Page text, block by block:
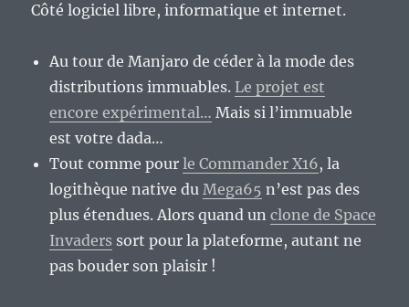
Côté logiciel libre, informatique et internet.
Au tour de Manjaro de céder à la mode des
distributions immuables. Le projet est
encore expérimental… Mais si l’immuable
est votre dada…
Tout comme pourle Commander X16, la
logithèque native duMega65 n’est pas des
plus étendues. Alors quand unclone de Space
Invaders sort pour la plateforme, autant ne
pas bouder son plaisir !